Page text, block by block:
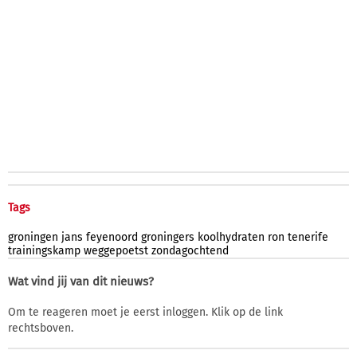
Tags
groningen jans feyenoord groningers koolhydraten ron tenerife
trainingskamp weggepoetst zondagochtend
Wat vind jij van dit nieuws?
Om te reageren moet je eerst inloggen. Klik op de link
rechtsboven.